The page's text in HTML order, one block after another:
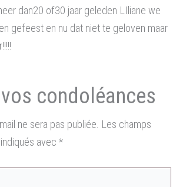
dan20 of30 jaar geleden LIliane we
gefeest en nu dat niet te geloven maar
ne sera pas publiée. Les champs
avec *